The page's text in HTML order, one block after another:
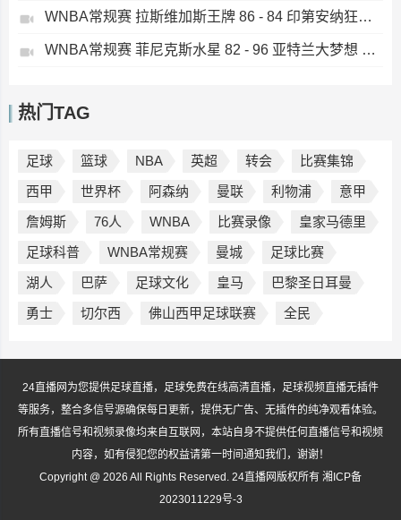
WNBA常规赛 拉斯维加斯王牌 86 - 84 印第安纳狂热 全场集锦
WNBA常规赛 菲尼克斯水星 82 - 96 亚特兰大梦想 全场集锦
热门TAG
足球 篮球 NBA 英超 转会
比赛集锦
西甲
世界杯 阿森纳 曼联 利物浦
意甲
詹姆斯
76人 WNBA 比赛录像
皇家马德里
足球科普
WNBA常规赛 曼城
足球比赛
湖人
巴萨 足球文化 皇马
巴黎圣日耳曼
勇士
切尔西 佛山西甲足球联赛 全民
24直播网为您提供足球直播，足球免费在线高清直播，足球视频直播无插件
等服务，整合多信号源确保每日更新，提供无广告、无插件的纯净观看体验。
所有直播信号和视频录像均来自互联网，本站自身不提供任何直播信号和视频
内容，如有侵犯您的权益请第一时间通知我们，谢谢！
Copyright @ 2026 All Rights Reserved. 24直播网版权所有 湘ICP备
2023011229号-3